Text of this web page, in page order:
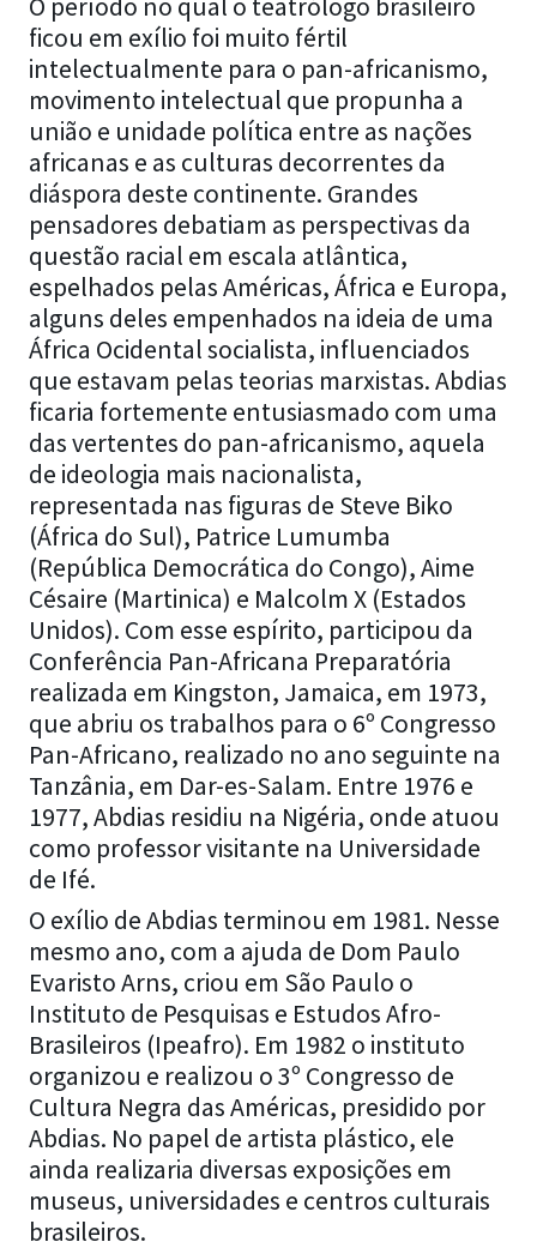
ficou em exílio foi muito fértil
intelectualmente para o pan-africanismo,
movimento intelectual que propunha a
união e unidade política entre as nações
africanas e as culturas decorrentes da
diáspora deste continente. Grandes
pensadores debatiam as perspectivas da
questão racial em escala atlântica,
espelhados pelas Américas, África e Europa,
alguns deles empenhados na ideia de uma
África Ocidental socialista, influenciados
que estavam pelas teorias marxistas. Abdias
ficaria fortemente entusiasmado com uma
das vertentes do pan-africanismo, aquela
de ideologia mais nacionalista,
representada nas figuras de Steve Biko
(África do Sul), Patrice Lumumba
(República Democrática do Congo), Aime
Césaire (Martinica) e Malcolm X (Estados
Unidos). Com esse espírito, participou da
Conferência Pan-Africana Preparatória
realizada em Kingston, Jamaica, em 1973,
que abriu os trabalhos para o 6º Congresso
Pan-Africano, realizado no ano seguinte na
Tanzânia, em Dar-es-Salam. Entre 1976 e
1977, Abdias residiu na Nigéria, onde atuou
como professor visitante na Universidade
de Ifé.
O exílio de Abdias terminou em 1981. Nesse
mesmo ano, com a ajuda de Dom Paulo
Evaristo Arns, criou em São Paulo o
Instituto de Pesquisas e Estudos Afro-
Brasileiros (Ipeafro). Em 1982 o instituto
organizou e realizou o 3º Congresso de
Cultura Negra das Américas, presidido por
Abdias. No papel de artista plástico, ele
ainda realizaria diversas exposições em
museus, universidades e centros culturais
brasileiros.